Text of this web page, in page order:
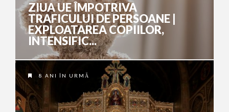
ZIUA UE ÎMPOTRIVA
TRAFICULUI DE PERSOANE |
EXPLOATAREA COPIILOR,
INTENSIFIC...
8 ANI ÎN URMĂ